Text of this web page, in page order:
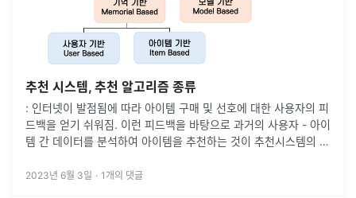
추천 시스템, 추천 알고리즘 종류
: 인터넷이 발점됨에 따라 아이템 구매 및 선호에 대한 사용자의 피
드백을 얻기 쉬워짐. 이런 피드백을 바탕으로 과거의 사용자 - 아이
템 간 데이터를 분석하여 아이템을 추천하는 것이 추천시스템의 기
2023년 6월 3일 · 1 개의 댓글